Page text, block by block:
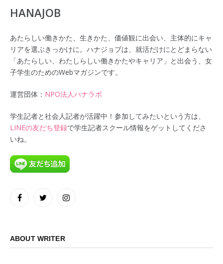
HANAJOB
あたらしい働きかた、生きかた、価値観に出会い、主体的にキャ
リアを選ぶきっかけに。ハナジョブは、就活だけにとどまらない
「あたらしい、わたしらしい働きかたやキャリア」と出会う、女
子学生のためのWebマガジンです。
運営団体： NPO法人ハナラボ
学生記者と社会人記者が活躍中！参加してみたいという方は、
LINEの友だち登録で学生記者スクール情報をゲットしてくださ
いね。
FacebookTwitter Instagram
ABOUT WRITER